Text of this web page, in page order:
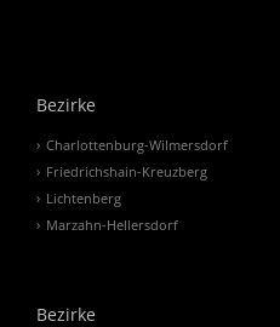
Bezirke
Charlottenburg-Wilmersdorf
Friedrichshain-Kreuzberg
Lichtenberg
Marzahn-Hellersdorf
Bezirke